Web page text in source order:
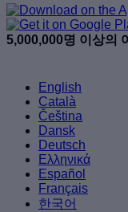
5,000,000명 이상의
English
Català
Čeština
Dansk
Deutsch
Ελληνικά
Español
Français
한국어